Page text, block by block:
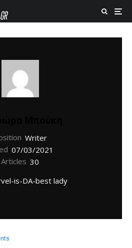
Writer
07/03/2021
Articles 30
is-DA-best lady